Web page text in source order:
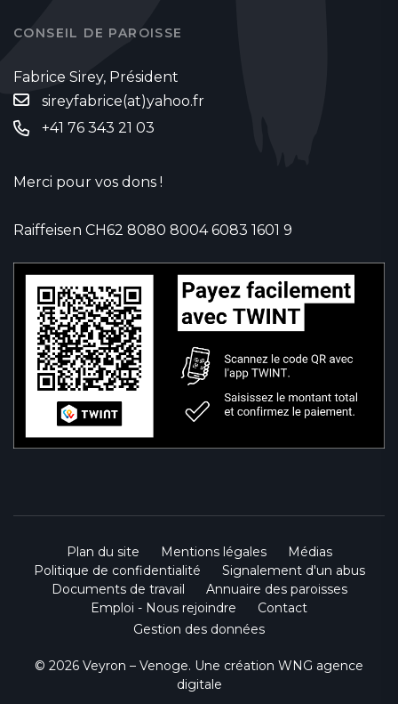
CONSEIL DE PAROISSE
Fabrice Sirey, Président
sireyfabrice(at)yahoo.fr
‭+41 76 343 21 03‬
Merci pour vos dons !
Raiffeisen CH62 8080 8004 6083 1601 9
Plan du site Mentions légales
Médias
Politique de confidentialité
Signalement d'un abus
Documents de travail
Annuaire des paroisses
Emploi - Nous rejoindre
Contact
Gestion des données
© 2026 Veyron – Venoge. Une création WNG agence
digitale